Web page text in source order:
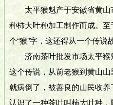
太平猴魁产于安徽省黄山
种柿大叶种加工制作而成。
个“猴”字，这还得从一个传说
济南茶叶批发市场太平猴
这个传说，从前老猴到黄山
就病倒了，被善良的山民收
认识了一种茶叶叫柿大叶种